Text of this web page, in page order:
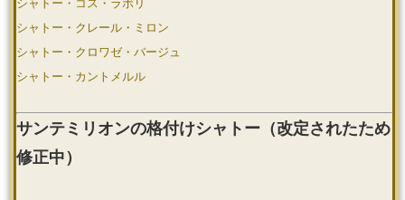
シャトー・コス・ラボリ
シャトー・クレール・ミロン
シャトー・クロワゼ・バージュ
シャトー・カントメルル
サンテミリオンの格付けシャトー（改定されたため
修正中）